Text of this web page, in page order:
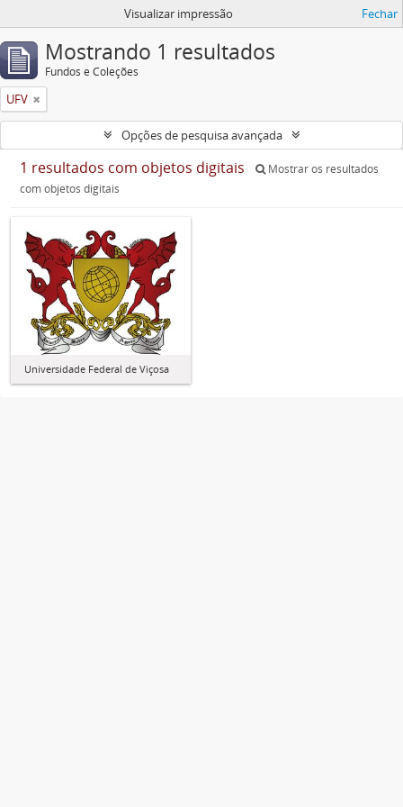
Visualizar impressão Fechar
Mostrando 1 resultados
Fundos e Coleções
UFV
Opções de pesquisa avançada
1 resultados com objetos digitais
Mostrar os resultados
com objetos digitais
Universidade Federal de Viçosa